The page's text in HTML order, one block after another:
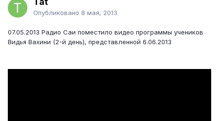
Опубликовано 8 мая, 2013
07.05.2013 Радио Саи поместило видео программы учеников
Видья Вахини (2-й день), представленной 6.06.2013